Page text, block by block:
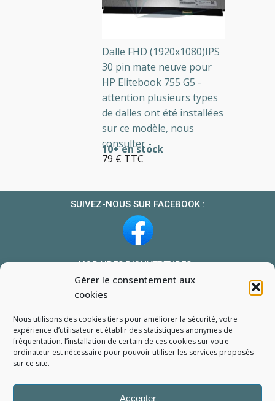
Gérer le consentement aux
cookies
Nous utilisons des cookies tiers pour améliorer la sécurité, votre
expérience d’utilisateur et établir des statistiques anonymes de
fréquentation. l’installation de certain de ces cookies sur votre
ordinateur est nécessaire pour pouvoir utiliser les services proposés
sur ce site.
Accepter
10+ en stock
Dalle FHD (1920x1080)IPS
30 pin mate neuve pour
HP Elitebook 755 G5 -
attention plusieurs types
de dalles ont été installées
sur ce modèle, nous
consulter -
79 € TTC
SUIVEZ-NOUS SUR FACEBOOK :
HORAIRES D’OUVERTURES :
Du lundi au vendredi : 10h-13h et 14h-19h
Le samedi : 10h-13h 14h-18h
NOUS TROUVER
Mon compte
Formulaire de demande de pièce